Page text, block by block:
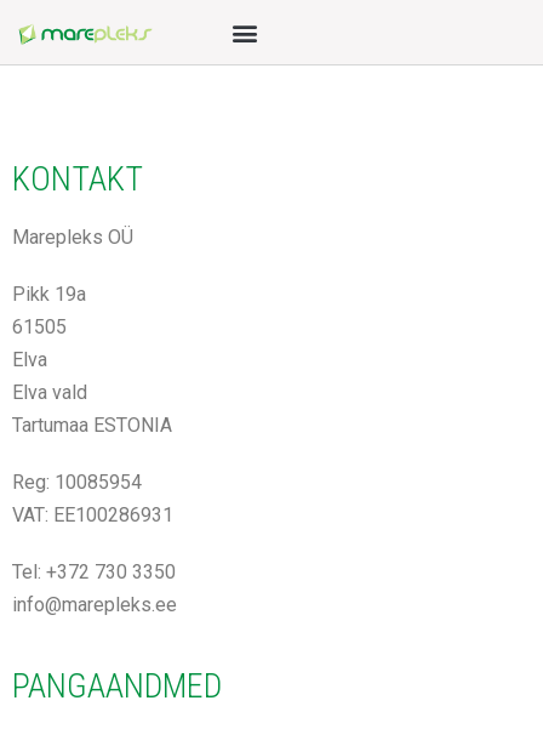
KONTAKT
Marepleks OÜ
Pikk 19a
61505
Elva
Elva vald
Tartumaa ESTONIA
Reg: 10085954
VAT: EE100286931
Tel: +372 730 3350
info@marepleks.ee
PANGAANDMED